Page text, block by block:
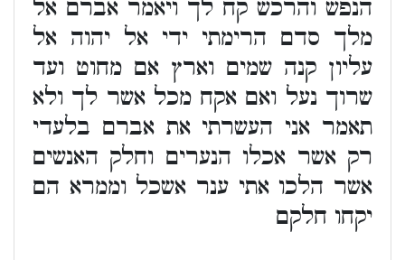
הנפש והרכש קח לך ויאמר אברם אל
מלך סדם הרימתי ידי אל יהוה אל
עליון קנה שמים וארץ אם מחוט ועד
שרוך נעל ואם אקח מכל אשר לך ולא
תאמר אני העשרתי את אברם בלעדי
רק אשר אכלו הנערים וחלק האנשים
אשר הלכו אתי ענר אשכל וממרא הם
יקחו חלקם